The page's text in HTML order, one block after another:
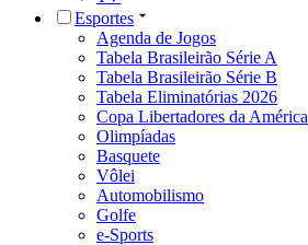
Esportes
Agenda de Jogos
Tabela Brasileirão Série A
Tabela Brasileirão Série B
Tabela Eliminatórias 2026
Copa Libertadores da América
Olimpíadas
Basquete
Vôlei
Automobilismo
Golfe
e-Sports